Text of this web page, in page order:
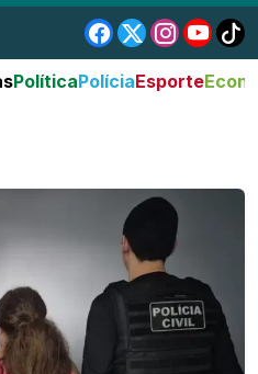
PolíticaPolíciaEsporte